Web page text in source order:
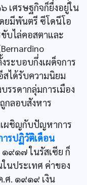
เศรษฐกิจก็ยื่งอยู่ใน
ยมีพันตรี ซีโดนีโอ
ขับไล่คอสตาและ
ระบอบกึ่งเผด็จการ
ได้รับความนิยม
รดากลุ่มการเมือง
กลอบสังหาร
เผชิญกับปัญหาการ
ารปฏิวัติเดือน
๑๙๑๗ ในรัสเซีย ก็
นประเทศ ค่าของ
.ศ. ๑๙๑๙ เงิน